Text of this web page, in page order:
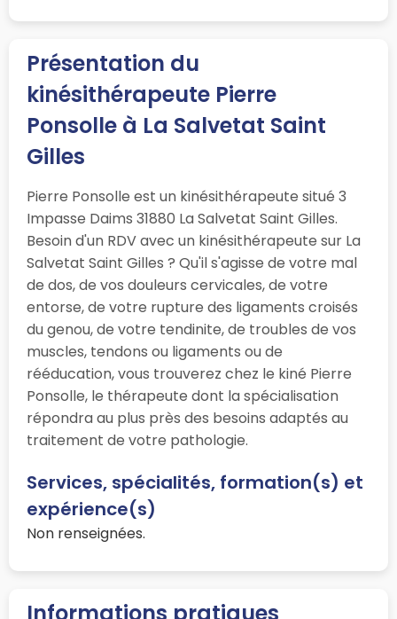
Présentation du
kinésithérapeute Pierre
Ponsolle à La Salvetat Saint
Gilles
Pierre Ponsolle est un kinésithérapeute situé 3
Impasse Daims 31880 La Salvetat Saint Gilles.
Besoin d'un RDV avec un kinésithérapeute sur La
Salvetat Saint Gilles ? Qu'il s'agisse de votre mal
de dos, de vos douleurs cervicales, de votre
entorse, de votre rupture des ligaments croisés
du genou, de votre tendinite, de troubles de vos
muscles, tendons ou ligaments ou de
rééducation, vous trouverez chez le kiné Pierre
Ponsolle, le thérapeute dont la spécialisation
répondra au plus près des besoins adaptés au
traitement de votre pathologie.
Services, spécialités, formation(s) et
expérience(s)
Non renseignées.